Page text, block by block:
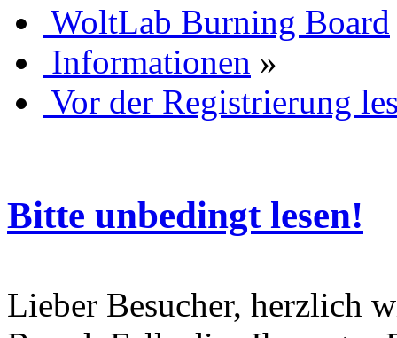
WoltLab Burning Board
Informationen »
Vor der Registrierung
Bitte unbedingt lesen!
Lieber Besucher, herzlich